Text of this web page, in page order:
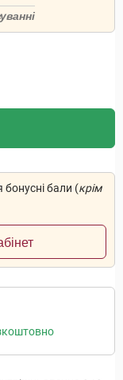
бонусні бали (крім